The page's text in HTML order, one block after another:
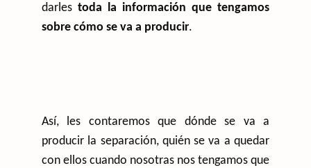
darles toda la información que tengamos
sobre cómo se va a producir.
Así, les contaremos que dónde se va a
producir la separación, quién se va a quedar
con ellos cuando nosotras nos tengamos que